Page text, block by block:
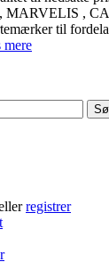
MARVELIS ,
til
registrer